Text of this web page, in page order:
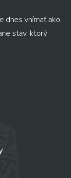
dnes vnímať ako
stav, ktorý